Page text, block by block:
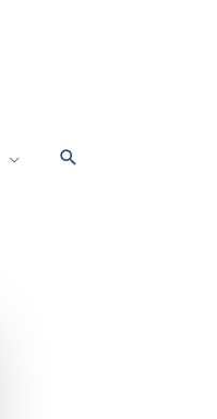
Suchen